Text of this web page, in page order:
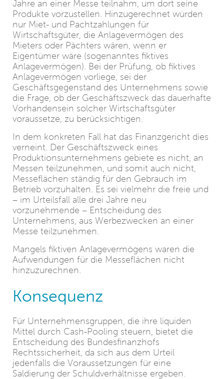
Jahre an einer Messe teilnahm, um dort seine
Produkte vorzustellen. Hinzugerechnet würden
nur Miet- und Pachtzahlungen für
Wirtschaftsgüter, die Anlagevermögen des
Mieters oder Pächters wären, wenn er
Eigentümer wäre (sogenanntes fiktives
Anlagevermögen). Bei der Prüfung, ob fiktives
Anlagevermögen vorliege, sei der
Geschäftsgegenstand des Unternehmens sowie
die Frage, ob der Geschäftszweck das dauerhafte
Vorhandensein solcher Wirtschaftsgüter
voraussetze, zu berücksichtigen.
In dem konkreten Fall hat das Finanzgericht dies
verneint. Der Geschäftszweck eines
Produktionsunternehmens gebiete es nicht, an
Messen teilzunehmen, und somit auch nicht,
Messeflächen ständig für den Gebrauch im
Betrieb vorzuhalten. Es sei vielmehr die freie und
– im Urteilsfall alle drei Jahre neu
vorzunehmende – Entscheidung des
Unternehmens, aus Werbezwecken an einer
Messe teilzunehmen.
Mangels fiktiven Anlagevermögens waren die
Aufwendungen für die Messeflächen nicht
hinzuzurechnen.
Konsequenz
Für Unternehmensgruppen, die ihre liquiden
Mittel durch Cash-Pooling steuern, bietet die
Entscheidung des Bundesfinanzhofs
Rechtssicherheit, da sich aus dem Urteil
jedenfalls die Voraussetzungen für eine
Saldierung der Schuldverhältnisse ergeben.